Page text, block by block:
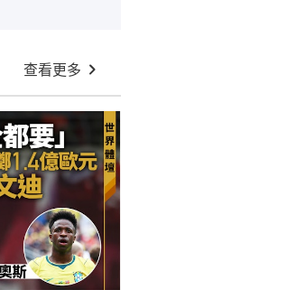
查看更多